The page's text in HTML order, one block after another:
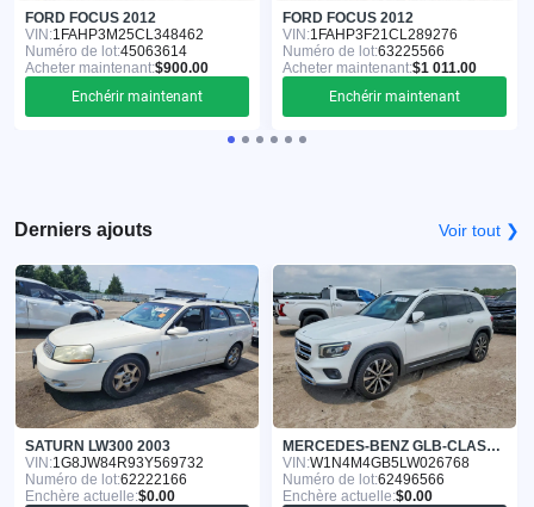
FORD FOCUS 2012
VIN:1FAHP3M25CL348462
Numéro de lot:45063614
Acheter maintenant:$900.00
Enchérir maintenant
FORD FOCUS 2012
VIN:1FAHP3F21CL289276
Numéro de lot:63225566
Acheter maintenant:$1 011.00
Enchérir maintenant
Derniers ajouts Voir tout ❯
SATURN LW300 2003
VIN:1G8JW84R93Y569732
Numéro de lot:62222166
Enchère actuelle:$0.00
MERCEDES-BENZ GLB-CLASS 2020
VIN:W1N4M4GB5LW026768
Numéro de lot:62496566
Enchère actuelle:$0.00